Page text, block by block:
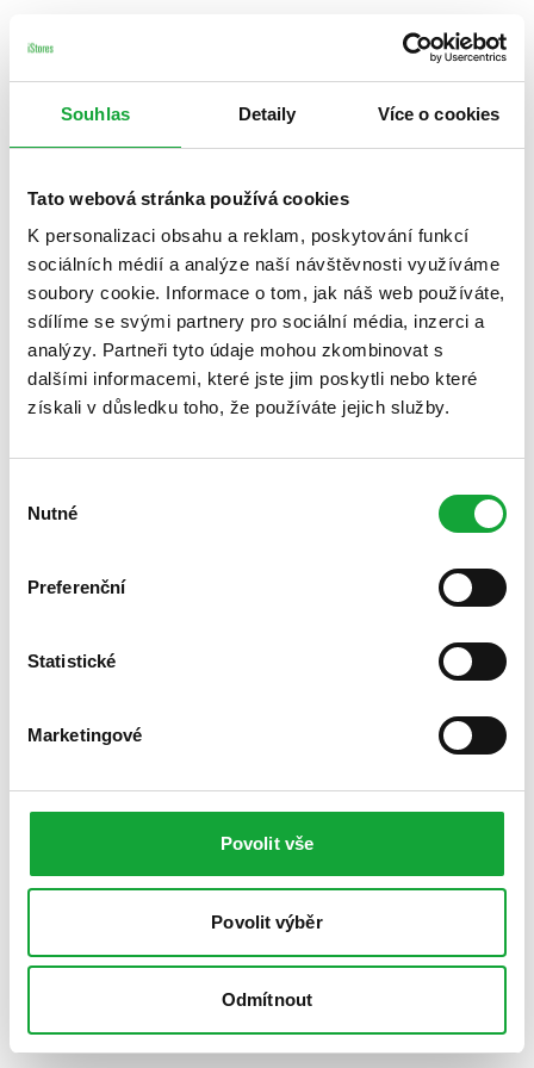
Souhlas Detaily Více o cookies
Tato webová stránka používá cookies
K personalizaci obsahu a reklam, poskytování funkcí
sociálních médií a analýze naší návštěvnosti využíváme
soubory cookie. Informace o tom, jak náš web používáte,
sdílíme se svými partnery pro sociální média, inzerci a
analýzy. Partneři tyto údaje mohou zkombinovat s
dalšími informacemi, které jste jim poskytli nebo které
získali v důsledku toho, že používáte jejich služby.
souhlasu
Nutné
Preferenční
Statistické
Marketingové
Povolit vše
Povolit výběr
Odmítnout